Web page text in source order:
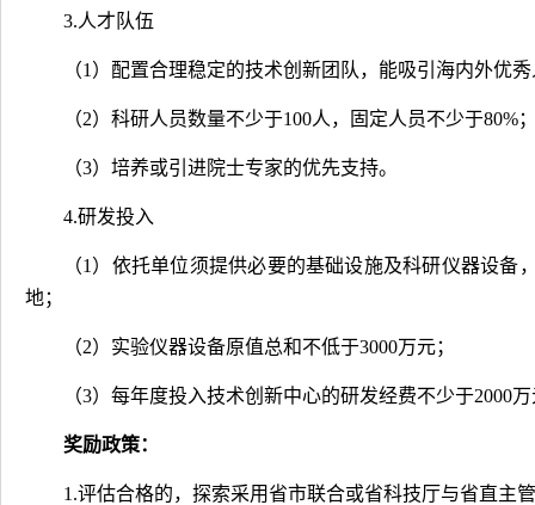
3.人才队伍
（1 ）配置合理稳定的技术创新团队，能吸引海内外优
（2）科研人员数量不少于100人，固定人员不少于80%
（3）培养或引进院士专家的优先支持。
4.研发投入
（1 ）依托单位须提供必要的基础设施及科研仪器设备
地；
（2）实验仪器设备原值总和不低于3000万元；
（3）每年度投入技术创新中心的研发经费不少于2000
奖励政策：
1.评估合格的，探索采用省市联合或省科技厅与省直主